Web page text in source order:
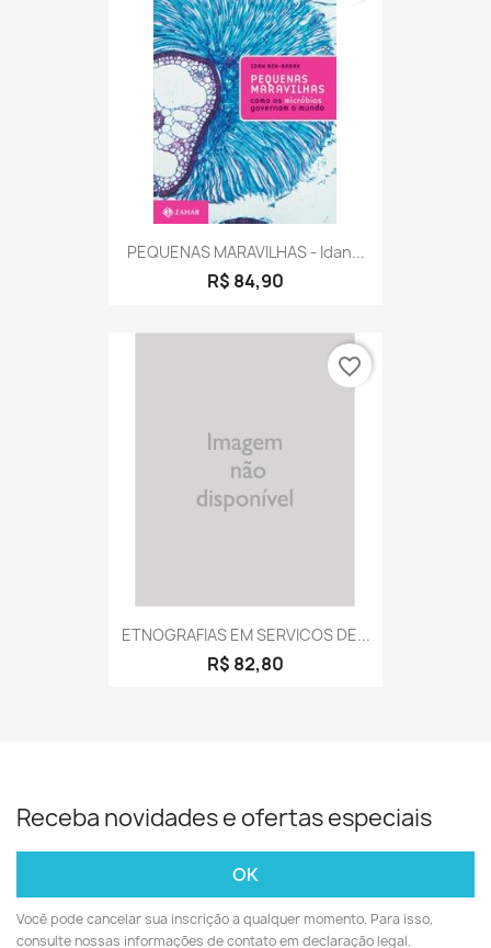
PEQUENAS MARAVILHAS - Idan...
R$ 84,90
ETNOGRAFIAS EM SERVICOS DE...
R$ 82,80
favorite_border
Receba novidades e ofertas especiais
Você pode cancelar sua inscrição a qualquer momento. Para isso,
consulte nossas informações de contato em declaração legal.